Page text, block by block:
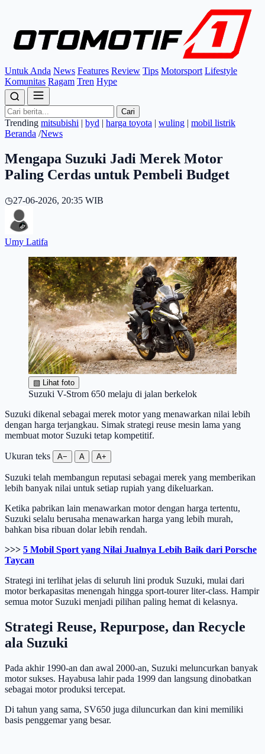
Untuk Anda News Features Review Tips Motorsport Lifestyle
Komunitas Ragam Tren Hype
Cari
Trending mitsubishi | byd | harga toyota | wuling | mobil listrik
Beranda /News
Mengapa Suzuki Jadi Merek Motor
Paling Cerdas untuk Pembeli Budget
◷27-06-2026, 20:35 WIB
Umy Latifa
▧ Lihat foto
Suzuki V-Strom 650 melaju di jalan berkelok
Suzuki dikenal sebagai merek motor yang menawarkan nilai lebih
dengan harga terjangkau. Simak strategi reuse mesin lama yang
membuat motor Suzuki tetap kompetitif.
Ukuran teks A− A A+
Suzuki telah membangun reputasi sebagai merek yang memberikan
lebih banyak nilai untuk setiap rupiah yang dikeluarkan.
Ketika pabrikan lain menawarkan motor dengan harga tertentu,
Suzuki selalu berusaha menawarkan harga yang lebih murah,
bahkan bisa ribuan dolar lebih rendah.
>>> 5 Mobil Sport yang Nilai Jualnya Lebih Baik dari Porsche
Taycan
Strategi ini terlihat jelas di seluruh lini produk Suzuki, mulai dari
motor berkapasitas menengah hingga sport-tourer liter-class. Hampir
semua motor Suzuki menjadi pilihan paling hemat di kelasnya.
Strategi Reuse, Repurpose, dan Recycle
ala Suzuki
Pada akhir 1990-an dan awal 2000-an, Suzuki meluncurkan banyak
motor sukses. Hayabusa lahir pada 1999 dan langsung dinobatkan
sebagai motor produksi tercepat.
Di tahun yang sama, SV650 juga diluncurkan dan kini memiliki
basis penggemar yang besar.